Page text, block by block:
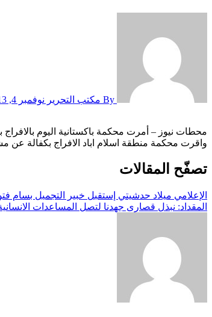
نوفمبر 4, 2013
محطات نيوز – أمرت محكمة باكستانية اليوم
واقرت محكمة منطقة اسلام اباد الافراج بكفالة عن
تصفّح المقالات
الإعلامي ميلاد حدشيتي إستقبل خبير التجميل
المقداد: نبذل قصارى جهدنا لتصل المساعدات